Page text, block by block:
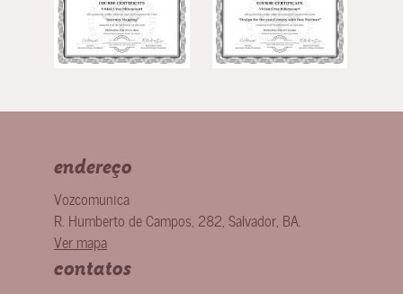
endereço
Vozcomunica
R. Humberto de Campos, 282 Salvador BA
Ver mapa
contatos